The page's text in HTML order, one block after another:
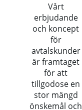
Vårt
erbjudande
och koncept
för
avtalskunder
är framtaget
för att
tillgodose en
stor mängd
önskemål och